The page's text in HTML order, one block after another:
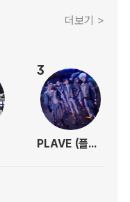
더보기 >
3
PLAVE (플레이브)